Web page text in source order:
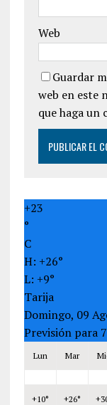
Web
Guardar
web en este
que haga un
+23
°
C
H: +26°
L: +9°
Tarija
Domingo, 09
Previsión para
Lun Mar
+10° +26° +